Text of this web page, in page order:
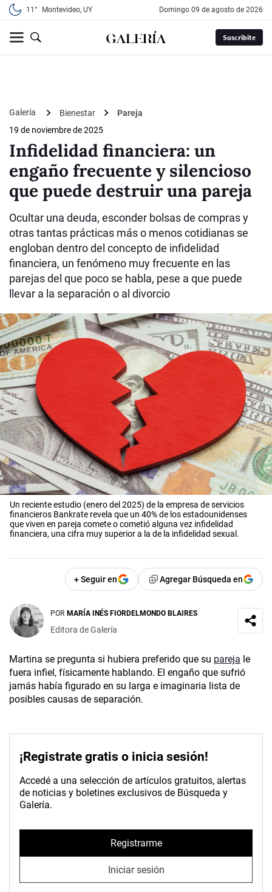
11° Montevideo, UY domingo 09 de agosto de 2026
Suscribite
Galería Bienestar
Pareja
19 de noviembre de 2025
Infidelidad financiera: un
engaño frecuente y silencioso
que puede destruir una pareja
Ocultar una deuda, esconder bolsas de compras y
otras tantas prácticas más o menos cotidianas se
engloban dentro del concepto de infidelidad
financiera, un fenómeno muy frecuente en las
parejas del que poco se habla, pese a que puede
llevar a la separación o al divorcio
Un reciente estudio (enero del 2025) de la empresa de servicios
financieros Bankrate revela que un 40% de los estadounidenses
que viven en pareja comete o cometió alguna vez infidelidad
financiera, una cifra muy superior a la de la infidelidad sexual.
+ Seguir en Agregar Búsqueda en
POR MARÍA INÉS FIORDELMONDO BLAIRES
Editora de Galería
Martina se pregunta si hubiera preferido que su pareja le
fuera infiel, físicamente hablando. El engaño que sufrió
jamás había figurado en su larga e imaginaria lista de
posibles causas de separación.
¡Registrate gratis o inicia sesión!
Accedé a una selección de artículos gratuitos, alertas
de noticias y boletines exclusivos de Búsqueda y
Galería.
Registrarme
Iniciar sesión